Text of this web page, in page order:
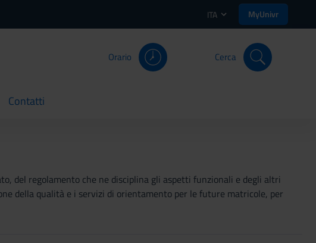
ITA MyUnivr
Orario Cerca
Contatti
current
del regolamento che ne disciplina gli aspetti funzionali e degli altri
della qualità e i servizi di orientamento per le future matricole, per